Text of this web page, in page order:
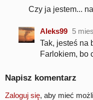
Czy ja jestem...
Aleks99 5
Tak, jesteś na
Farlokiem, bo
Napisz komentarz
Zaloguj się, aby mieć